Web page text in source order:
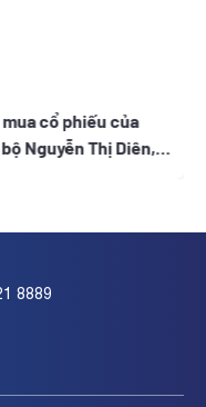
cổ phiếu của
Nguyễn Thị Diên,
8889